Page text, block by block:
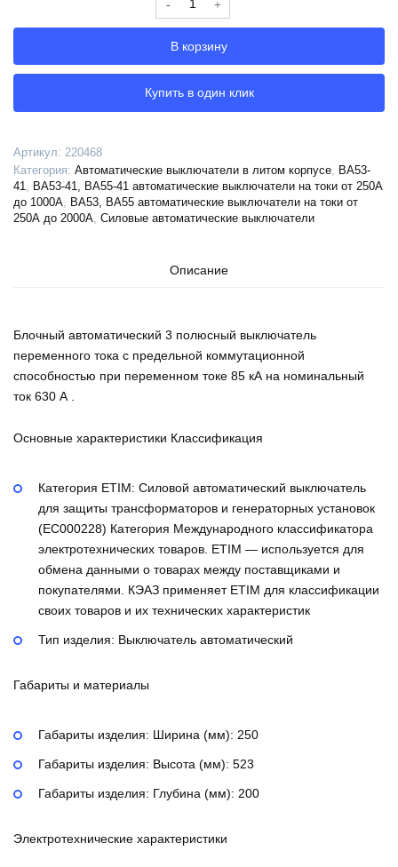
Выключатель
ВА53-
41-
340010-
630А-690AC-
220468
В корзину
Купить в один клик
Артикул: 220468
Категория: Автоматические выключатели в литом корпусе
ВА53-
41
ВА53-41, ВА55-41 автоматические выключатели на токи от 250А
до 1000А
ВА53, ВА55 автоматические выключатели на токи от
250А до 2000А Силовые автоматические выключатели
Описание
Блочный автоматический 3 полюсный выключатель
переменного тока с предельной коммутационной
способностью при переменном токе 85 кА на номинальный
ток 630 А .
Основные характеристики Классификация
Категория ETIM: Силовой автоматический выключатель
для защиты трансформаторов и генераторных установок
(EC000228) Категория Международного классификатора
электротехнических товаров. ETIM — используется для
обмена данными о товарах между поставщиками и
покупателями. КЭАЗ применяет ETIM для классификации
своих товаров и их технических характеристик
Тип изделия: Выключатель автоматический
Габариты и материалы
Габариты изделия: Ширина (мм): 250
Габариты изделия: Высота (мм): 523
Габариты изделия: Глубина (мм): 200
Электротехнические характеристики